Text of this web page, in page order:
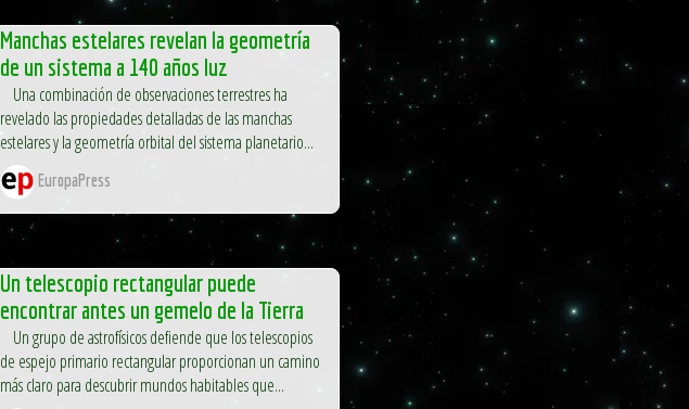
Manchas estelares revelan la geometría
de un sistema a 140 años luz
Una combinación de observaciones terrestres ha
revelado las propiedades detalladas de las manchas
estelares y la geometría orbital del sistema planetario...
EuropaPress
Un telescopio rectangular puede
encontrar antes un gemelo de la Tierra
Un grupo de astrofísicos defiende que los telescopios
de espejo primario rectangular proporcionan un camino
más claro para descubrir mundos habitables que...